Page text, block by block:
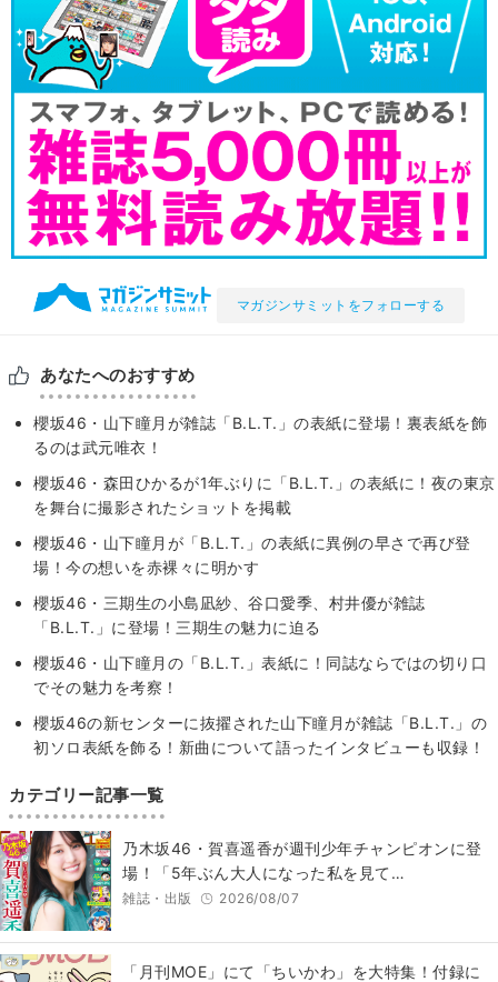
マガジンサミットをフォローする
あなたへのおすすめ
櫻坂46・山下瞳月が雑誌「B.L.T.」の表紙に登場！裏表紙を飾
るのは武元唯衣！
櫻坂46・森田ひかるが1年ぶりに「B.L.T.」の表紙に！夜の東京
を舞台に撮影されたショットを掲載
櫻坂46・山下瞳月が「B.L.T.」の表紙に異例の早さで再び登
場！今の想いを赤裸々に明かす
櫻坂46・三期生の小島凪紗、谷口愛季、村井優が雑誌
「B.L.T.」に登場！三期生の魅力に迫る
櫻坂46・山下瞳月の「B.L.T.」表紙に！同誌ならではの切り口
でその魅力を考察！
櫻坂46の新センターに抜擢された山下瞳月が雑誌「B.L.T.」の
初ソロ表紙を飾る！新曲について語ったインタビューも収録！
カテゴリー記事一覧
乃木坂46・賀喜遥香が週刊少年チャンピオンに登
場！「5年ぶん大人になった私を見て…
雑誌・出版 2026/08/07
「月刊MOE」にて「ちいかわ」を大特集！付録に